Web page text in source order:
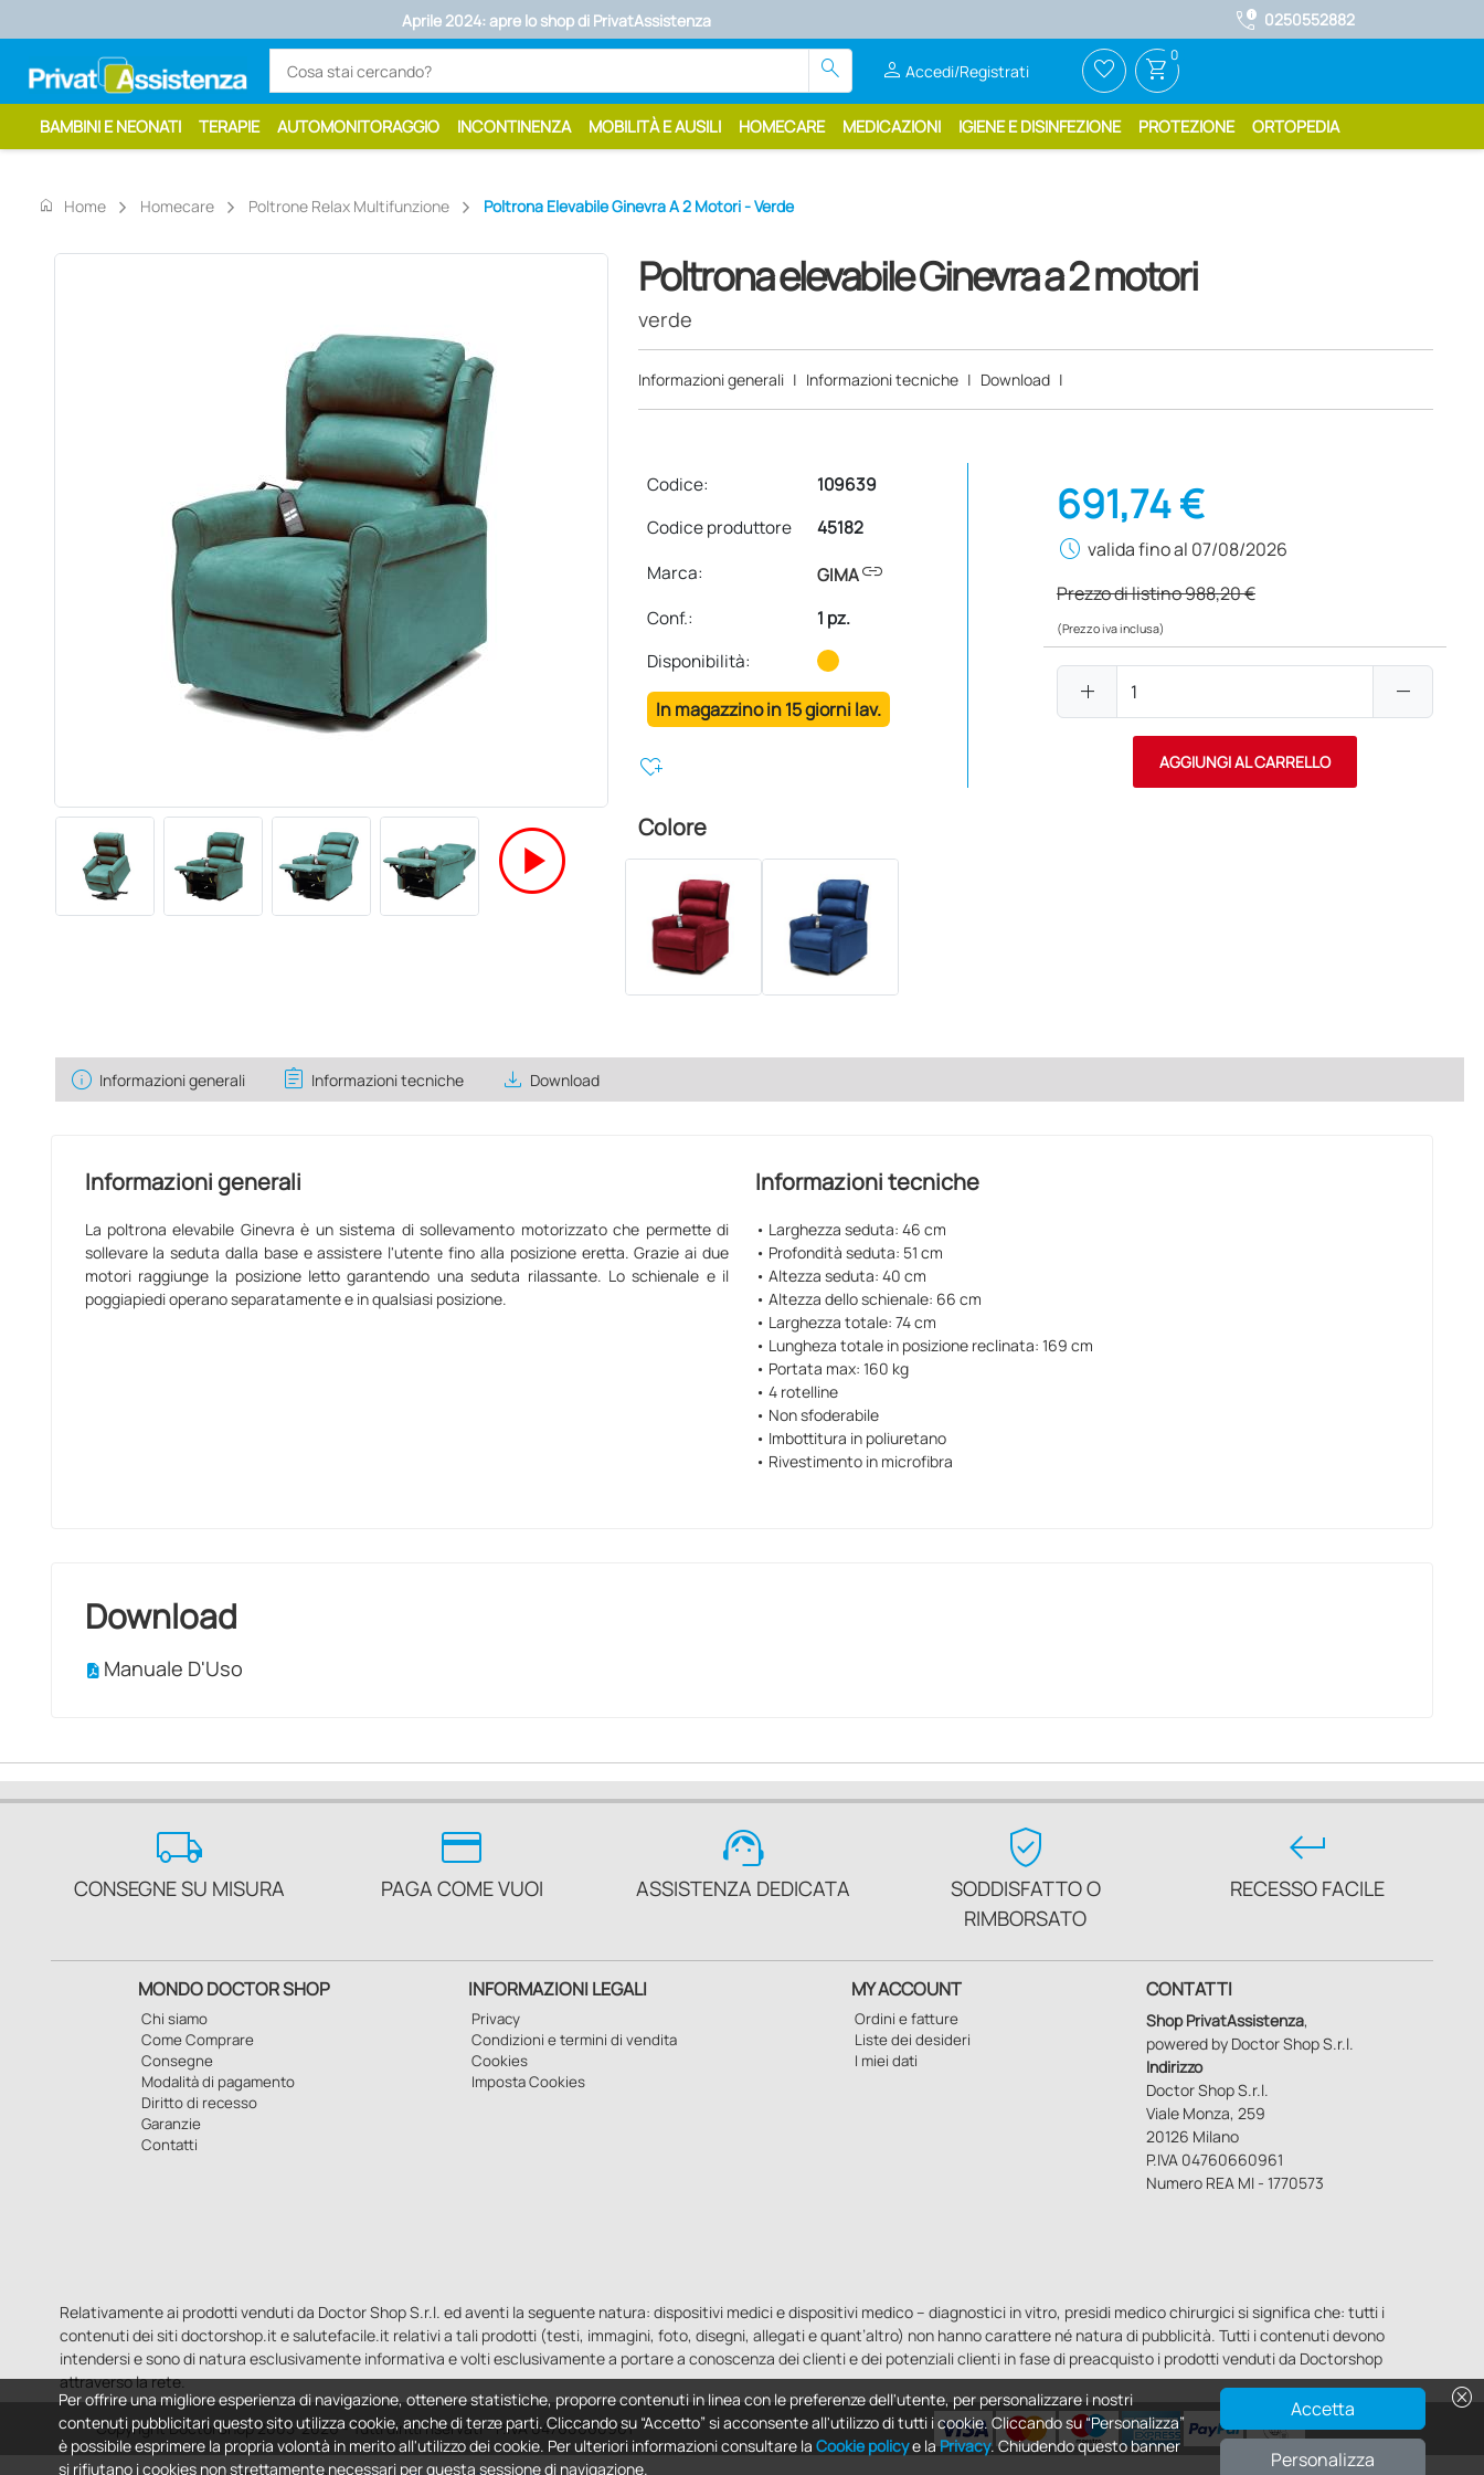
Aprile 2024: apre lo shop di PrivatAssistenza call_quality 0250552882
search person Accedi/Registrati favorite_border shopping_cart 0
BAMBINI E NEONATI TERAPIE AUTOMONITORAGGIO INCONTINENZA MOBILITÀ E AUSILI HOMECARE MEDICAZIONI IGIENE E DISINFEZIONE PROTEZIONE ORTOPEDIA
home Home Homecare Poltrone Relax Multifunzione Poltrona Elevabile Ginevra A 2 Motori - Verde
play_circle
Poltrona elevabile Ginevra a 2 motori
verde
Informazioni generali | Informazioni tecniche | Download |
Codice:
109639
Codice produttore
45182
Marca:
GIMAlink
Conf.:
1 pz.
Disponibilità:
In magazzino in 15 giorni lav.
heart_plus
691,74 €
schedule valida fino al 07/08/2026
Prezzo di listino988,20 €
(Prezzo iva inclusa)
add remove
AGGIUNGI AL CARRELLO
Colore
info Informazioni generali assignment Informazioni tecniche save_alt Download
Informazioni generali
La poltrona elevabile Ginevra è un sistema di sollevamento motorizzato che permette di
sollevare la seduta dalla base e assistere l'utente fino alla posizione eretta. Grazie ai due
motori raggiunge la posizione letto garantendo una seduta rilassante. Lo schienale e il
poggiapiedi operano separatamente e in qualsiasi posizione.
Informazioni tecniche
• Larghezza seduta: 46 cm
• Profondità seduta: 51 cm
• Altezza seduta: 40 cm
• Altezza dello schienale: 66 cm
• Larghezza totale: 74 cm
• Lungheza totale in posizione reclinata: 169 cm
• Portata max: 160 kg
• 4 rotelline
• Non sfoderabile
• Imbottitura in poliuretano
• Rivestimento in microfibra
Download
Manuale D'Uso
local_shipping
CONSEGNE SU MISURA
credit_card
PAGA COME VUOI
support_agent
ASSISTENZA DEDICATA
verified_user
SODDISFATTO O
RIMBORSATO
keyboard_return
RECESSO FACILE
MONDO DOCTOR SHOP
Chi siamo
Come Comprare
Consegne
Modalità di pagamento
Diritto di recesso
Garanzie
Contatti
INFORMAZIONI LEGALI
Privacy
Condizioni e termini di vendita
Cookies
Imposta Cookies
MY ACCOUNT
Ordini e fatture
Liste dei desideri
I miei dati
CONTATTI
Shop PrivatAssistenza,
powered by Doctor Shop S.r.l.
Indirizzo
Doctor Shop S.r.l.
Viale Monza, 259
20126 Milano
P.IVA 04760660961
Numero REA MI - 1770573
Relativamente ai prodotti venduti da Doctor Shop S.r.l. ed aventi la seguente natura: dispositivi medici e dispositivi medico – diagnostici in vitro, presidi medico chirurgici si significa che: tutti i
contenuti dei siti doctorshop.it e salutefacile.it relativi a tali prodotti (testi, immagini, foto, disegni, allegati e quant’altro) non hanno carattere né natura di pubblicità. Tutti i contenuti devono
intendersi e sono di natura esclusivamente informativa e volti esclusivamente a portare a conoscenza dei clienti e dei potenziali clienti in fase di preacquisto i prodotti venduti da Doctorshop
attraverso la rete.
Copyright DoctorShop 2005-2026 - Tutti diritti riservati - P.IVA 04760660961
cancel
Per offrire una migliore esperienza di navigazione, ottenere statistiche, proporre contenuti in linea con le preferenze dell'utente, per personalizzare i nostri
contenuti pubblicitari questo sito utilizza cookie, anche di terze parti. Cliccando su “Accetto” si acconsente all'utilizzo di tutti i cookie. Cliccando su “Personalizza”
è possibile esprimere la propria volontà in merito all'utilizzo dei cookie. Per ulteriori informazioni consultare laCookie policye laPrivacy. Chiudendo questo banner
si rifiutano i cookies non strettamente necessari per questa sessione di navigazione.
Accetta
Personalizza